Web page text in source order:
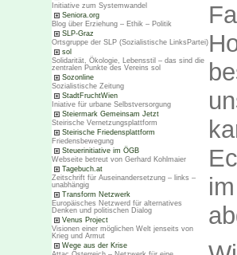
Initiative zum Systemwandel
Seniora.org
Blog über Erziehung – Ethik – Politik
SLP-Graz
Ortsgruppe der SLP (Sozialistische LinksPartei)
sol
Solidarität, Ökologie, Lebensstil – das sind die
zentralen Punkte des Vereins sol
Sozonline
Sozialistische Zeitung
StadtFruchtWien
Iniative für urbane Selbstversorgung
Steiermark Gemeinsam Jetzt
Steirische Vernetzungsplattform
Steirische Friedensplattform
Friedensbewegung
Steuerinitiative im ÖGB
Webseite betreut von Gerhard Kohlmaier
Tagebuch.at
Zeitschrift für Auseinandersetzung – links –
unabhängig
Transform Netzwerk
Europäisches Netzwerd für alternatives
Denken und politischen Dialog
Venus Project
Visionen einer möglichen Welt jenseits von
Krieg und Armut
Wege aus der Krise